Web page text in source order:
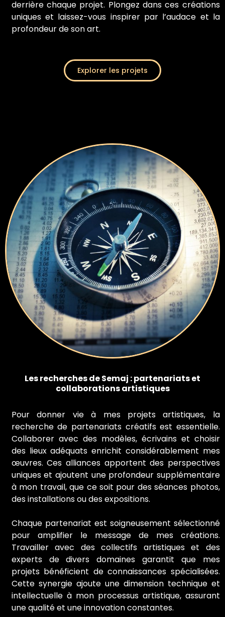
derrière chaque projet. Plongez dans ces créations
uniques et laissez-vous inspirer par l’audace et la
profondeur de son art.
Explorer les projets
Les recherches de Semaj : partenariats et
collaborations artistiques
Pour donner vie à mes projets artistiques, la
recherche de partenariats créatifs est essentielle.
Collaborer avec des modèles, écrivains et choisir
des lieux adéquats enrichit considérablement mes
œuvres. Ces alliances apportent des perspectives
uniques et ajoutent une profondeur supplémentaire
à mon travail, que ce soit pour des séances photos,
des installations ou des expositions.
Chaque partenariat est soigneusement sélectionné
pour amplifier le message de mes créations.
Travailler avec des collectifs artistiques et des
experts de divers domaines garantit que mes
projets bénéficient de connaissances spécialisées.
Cette synergie ajoute une dimension technique et
intellectuelle à mon processus artistique, assurant
une qualité et une innovation constantes.